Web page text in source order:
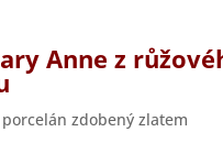
Anne z
zdobený zlatem